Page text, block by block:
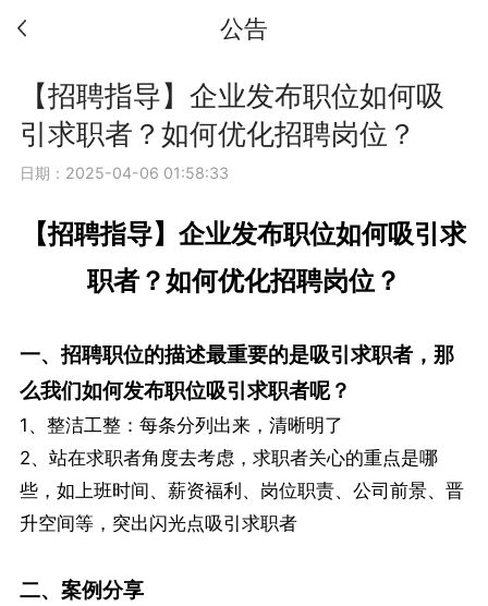
公告
【招聘指导】企业发布职位如何吸
引求职者？如何优化招聘岗位？
日期：2025-04-06 01:58:33
【招聘指导】企业发布职位如何吸引求
职者？如何优化招聘岗位？
一、招聘职位的描述最重要的是吸引求职者，那
么我们如何发布职位吸引求职者呢？
1、整洁工整：每条分列出来，清晰明了
2、站在求职者角度去考虑，求职者关心的重点是哪
些，如上班时间、薪资福利、岗位职责、公司前景、晋
升空间等，突出闪光点吸引求职者
二、案例分享